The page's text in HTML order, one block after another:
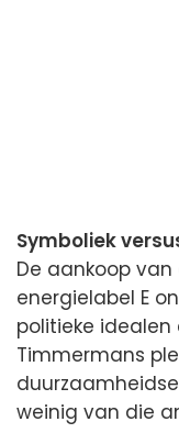
Symboliek
De aankoop
energielabel E
politieke idealen
Timmermans
weinig van die